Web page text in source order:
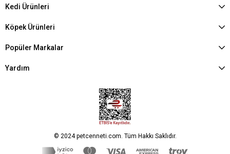
Kedi Ürünleri
Köpek Ürünleri
Popüler Markalar
Yardım
© 2024 petcenneti.com. Tüm Hakkı Saklıdır.